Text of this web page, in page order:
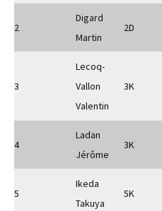
2
Digard
Martin
2D
3
Lecoq-
Vallon
Valentin
3K
4
Ladan
Jérôme
3K
5
Ikeda
Takuya
5K